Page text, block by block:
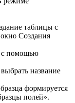
таблицы с
Создания
с помощью
название
формируется
полей».